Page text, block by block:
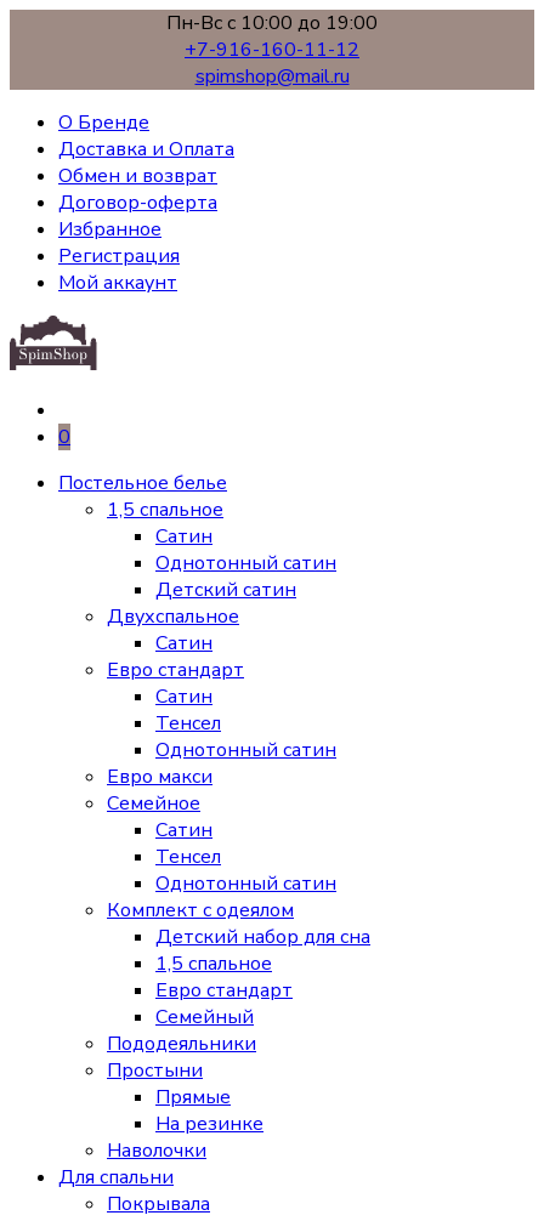
Пн-Вс с 10:00 до 19:00
+7-916-160-11-12
spimshop@mail.ru
О Бренде
Доставка и Оплата
Обмен и возврат
Договор-оферта
Избранное
Регистрация
Мой аккаунт
0
Постельное белье
1,5 спальное
Сатин
Однотонный сатин
Детский сатин
Двухспальное
Сатин
Евро стандарт
Сатин
Тенсел
Однотонный сатин
Евро макси
Семейное
Сатин
Тенсел
Однотонный сатин
Комплект с одеялом
Детский набор для сна
1,5 спальное
Евро стандарт
Семейный
Пододеяльники
Простыни
Прямые
На резинке
Наволочки
Для спальни
Покрывала